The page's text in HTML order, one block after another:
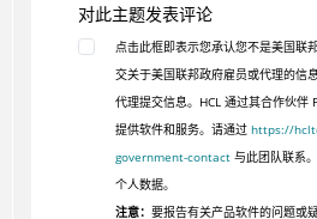
对此主题发表评论
点击此框即表示您承认您不是美国联
交关于美国联邦政府雇员或代理的信
代理提交信息。HCL 通过其合作伙伴
提供软件和服务。请通过 https://
government-contact与此团队联系
个人数据。
注意： 要报告有关产品软件的问题或